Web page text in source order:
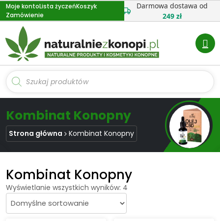
Przejdź
do
treści
Moje kontoLista życzeńKoszyk
Zamówienie
Darmowa dostawa od
249 zł
Wyszukiwarka
produktów
Kombinat Konopny
Strona główna Kombinat Konopny
Kombinat Konopny
Wyświetlanie wszystkich wyników: 4